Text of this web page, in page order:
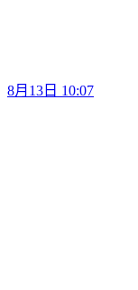
8月13日 10:07